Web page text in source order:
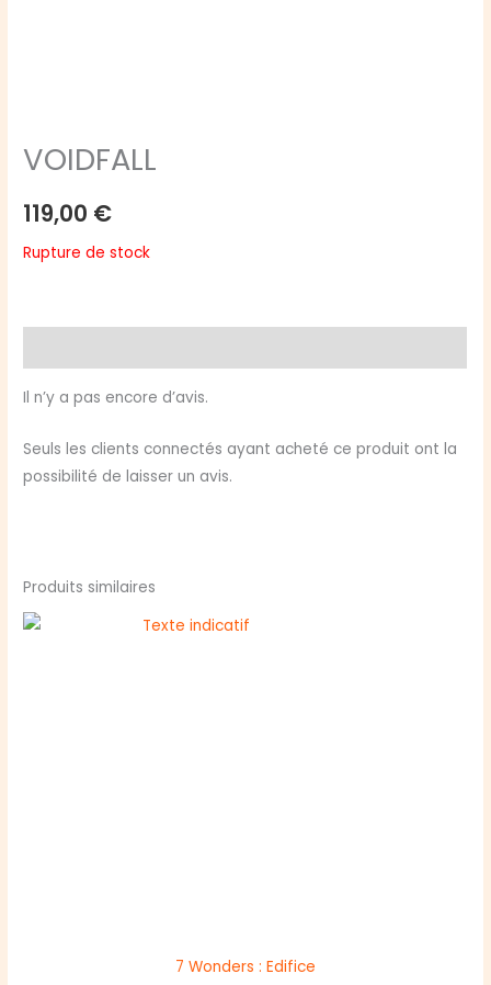
VOIDFALL
119,00 €
Rupture de stock
Il n’y a pas encore d’avis.
Seuls les clients connectés ayant acheté ce produit ont la
possibilité de laisser un avis.
Produits similaires
7 Wonders : Edifice